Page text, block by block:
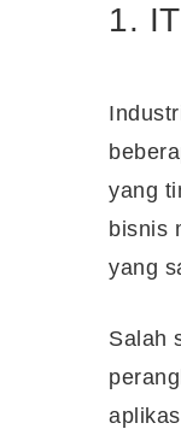
1. IT
yang
bisnis
yang
Salah